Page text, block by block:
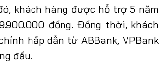
khách hàng được hỗ trợ 5 năm
đồng. Đồng thời, khách
hấp dẫn từ ABBank, VPBank
đầu.